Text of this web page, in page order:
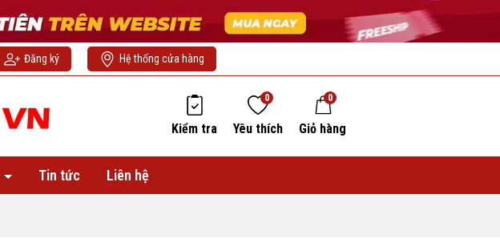
Đăng ký Hệ thống cửa hàng
Kiểm tra Yêu thích
0
Giỏ hàng
0
Tin tức Liên hệ